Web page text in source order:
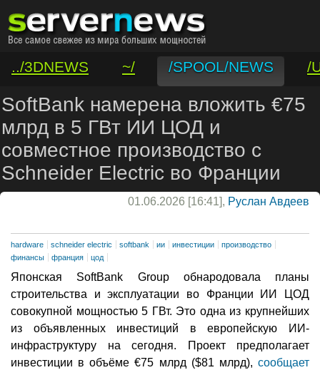
../3DNEWS ~/ /SPOOL/NEWS
/
/VAR/CONTACT
SoftBank намерена вложить €75
млрд в 5 ГВт ИИ ЦОД и
совместное производство с
Schneider Electric во Франции
01.06.2026 [16:41], Руслан Авдеев
hardware schneider electric softbank ии инвестиции
производство
финансы
франция цод
Японская SoftBank Group обнародовала планы
строительства и эксплуатации во Франции ИИ ЦОД
совокупной мощностью 5 ГВт. Это одна из крупнейших
из объявленных инвестиций в европейскую ИИ-
инфраструктуру на сегодня. Проект предполагает
инвестиции в объёме €75 млрд ($81 млрд), сообщает